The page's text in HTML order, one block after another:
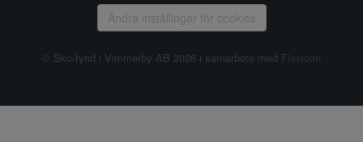
Ändra inställingar för cookies
© Sko-fynd i Vimmerby AB 2026 i samarbete med Flexicon